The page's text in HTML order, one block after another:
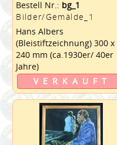
Bestell Nr.: bg_1
Bilder/Gemälde_1
Hans Albers
(Bleistiftzeichnung) 300 x
240 mm (ca.1930er/ 40er
Jahre)
VERKAUFT